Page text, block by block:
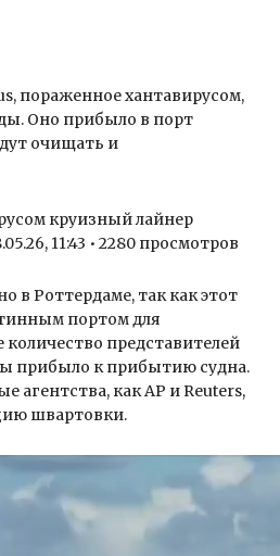
пораженное хантавирусом,
Оно прибыло в порт
очищать и
круизный лайнер
11:43 • 2280 просмотров
в Роттердаме, так как этот
портом для
представителей
прибыло к прибытию судна.
агентства, как AP и Reuters,
швартовки.